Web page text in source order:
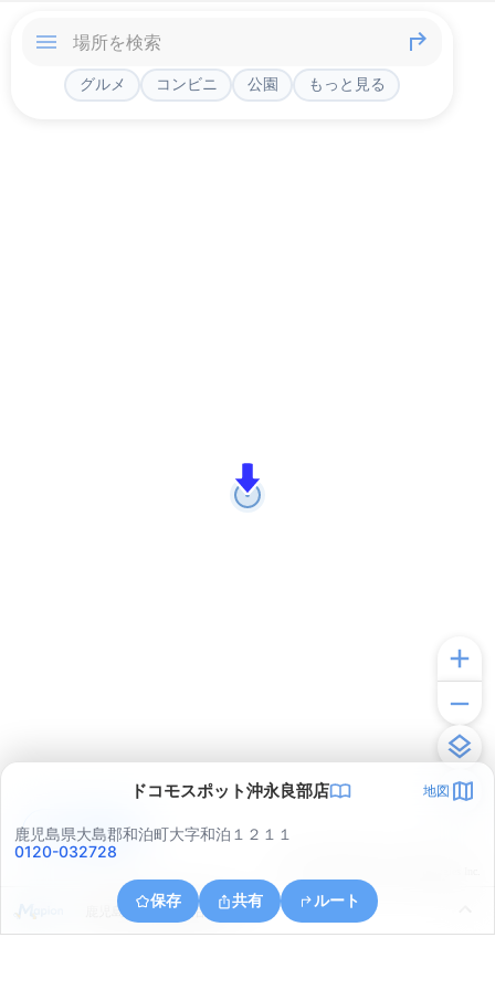
グルメ コンビニ 公園 もっと見る
ドコモスポット沖永良部店 地図
鹿児島県大島郡和泊町大字和泊１２１１
0120-032728
保存 共有 ルート
鹿児島県大島郡和泊町和
アプリで見る